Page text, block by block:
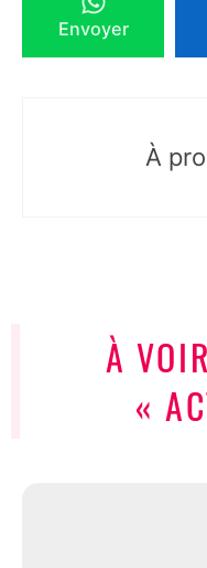
Envoyer
À
À
«